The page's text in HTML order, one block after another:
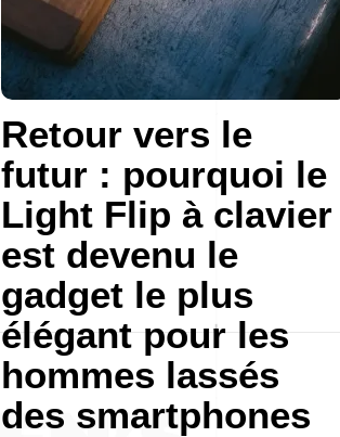
Retour vers le
futur : pourquoi le
Light Flip à clavier
est devenu le
gadget le plus
élégant pour les
hommes lassés
des smartphones